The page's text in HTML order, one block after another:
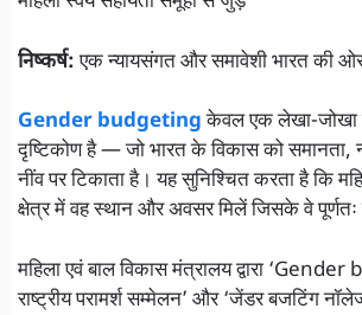
निष्कर्ष:एक न्यायसंगत और समावेशी भारत की
Gender budgetingकेवल एक लेखा-जोखा
दृष्टिकोण है — जो भारत के विकास को समानता,
नींव पर टिकाता है। यह सुनिश्चित करता है कि
क्षेत्र में वह स्थान और अवसर मिलें जिसके वे पूर्णतः
महिला एवं बाल विकास मंत्रालय द्वारा
राष्ट्रीय परामर्श सम्मेलन’ और ‘जेंडर बजटिंग